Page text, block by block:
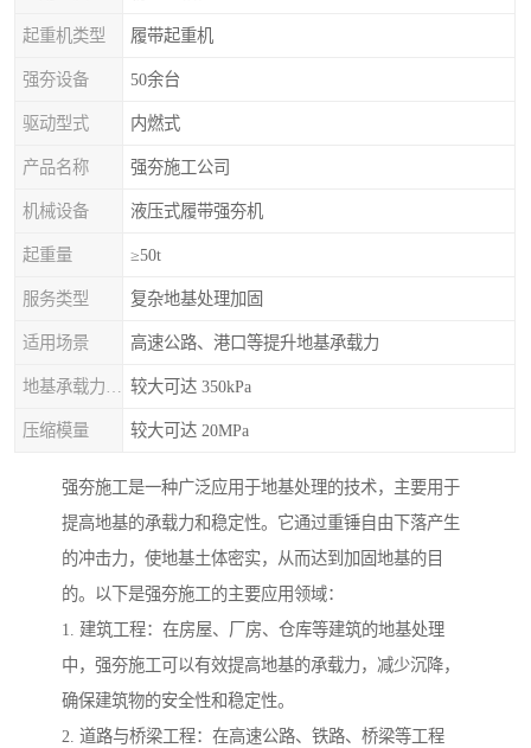
起重机类型 履带起重机
强夯设备 50余台
驱动型式 内燃式
产品名称 强夯施工公司
机械设备 液压式履带强夯机
起重量 ≥50t
服务类型 复杂地基处理加固
适用场景 高速公路、港口等提升地基承载力
较大可达 350kPa
压缩模量 较大可达 20MPa
强夯施工是一种广泛应用于地基处理的技术，主要用于
提高地基的承载力和稳定性。它通过重锤自由下落产生
的冲击力，使地基土体密实，从而达到加固地基的目
的。以下是强夯施工的主要应用领域：
1. 建筑工程：在房屋、厂房、仓库等建筑的地基处理
中，强夯施工可以有效提高地基的承载力，减少沉降，
确保建筑物的安全性和稳定性。
2. 道路与桥梁工程：在高速公路、铁路、桥梁等工程